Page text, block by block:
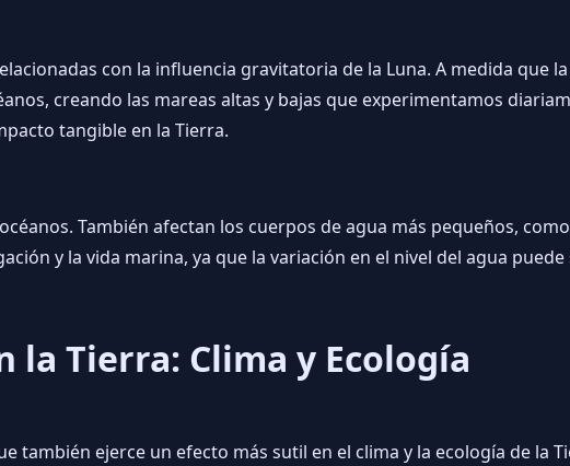
con la influencia gravitatoria de la Luna. A medida que
creando las mareas altas y bajas que experimentamos
tangible en la Tierra.
También afectan los cuerpos de agua más pequeños,
y la vida marina, ya que la variación en el nivel del agua
la Tierra: Clima y Ecología
también ejerce un efecto más sutil en el clima y la ecología de la